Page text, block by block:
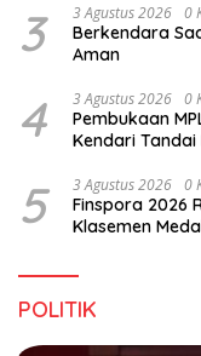
3 3 Agustus 2026 0
Berkendara
Aman
4 3 Agustus 2026 0
Pembukaan
Kendari
5 3 Agustus 2026 0
Finspora 2026
Klasemen
POLITIK